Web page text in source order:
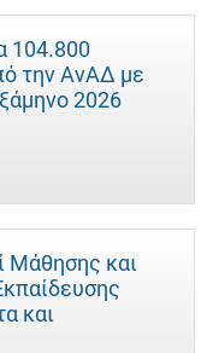
104.800
την ΑνΑΔ με
2026
Μάθησης και
και